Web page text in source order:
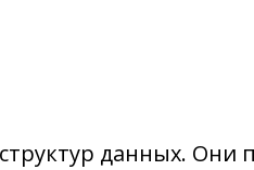
данных.